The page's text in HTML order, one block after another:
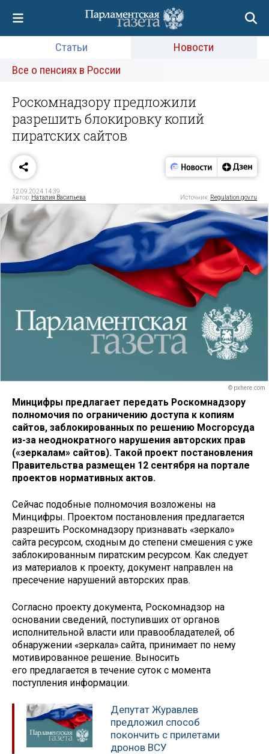
Статьи
Новости
Все о пенсиях в России
Роскомнадзору предложили
разрешить блокировку копий
пиратских сайтов
12.09.2024 14:39
Автор: Наталия Васильева Источник: Regulation.gov.ru
© pxhere.com
Минцифры предлагает передать Роскомнадзору
полномочия по ограничению доступа к копиям
сайтов, заблокированных по решению Мосгорсуда
из-за неоднократного нарушения авторских прав
(«зеркалам» сайтов). Такой проект постановления
Правительства размещен 12 сентября на портале
проектов нормативных актов.
Сейчас подобные полномочия возложены на
Минцифры. Проектом постановления предлагается
разрешить Роскомнадзору признавать «зеркало»
сайта ресурсом, сходным до степени смешения с уже
заблокированным пиратским ресурсом. Как следует
из материалов к проекту, документ направлен на
пресечение нарушений авторских прав.
Согласно проекту документа, Роскомнадзор на
основании сведений, поступивших от органов
исполнительной власти или правообладателей, об
обнаружении «зеркала» сайта, принимает по нему
мотивированное решение. Выносить
его предлагается в течение суток с момента
поступления информации.
Депутат Журавлев
предложил способ
покончить с прилетами
дронов ВСУ